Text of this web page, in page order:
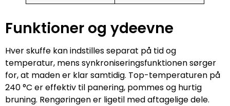
Funktioner og ydeevne
Hver skuffe kan indstilles separat på tid og
temperatur, mens synkroniseringsfunktionen sørger
for, at maden er klar samtidig. Top-temperaturen på
240 °C er effektiv til panering, pommes og hurtig
bruning. Rengøringen er ligetil med aftagelige dele.